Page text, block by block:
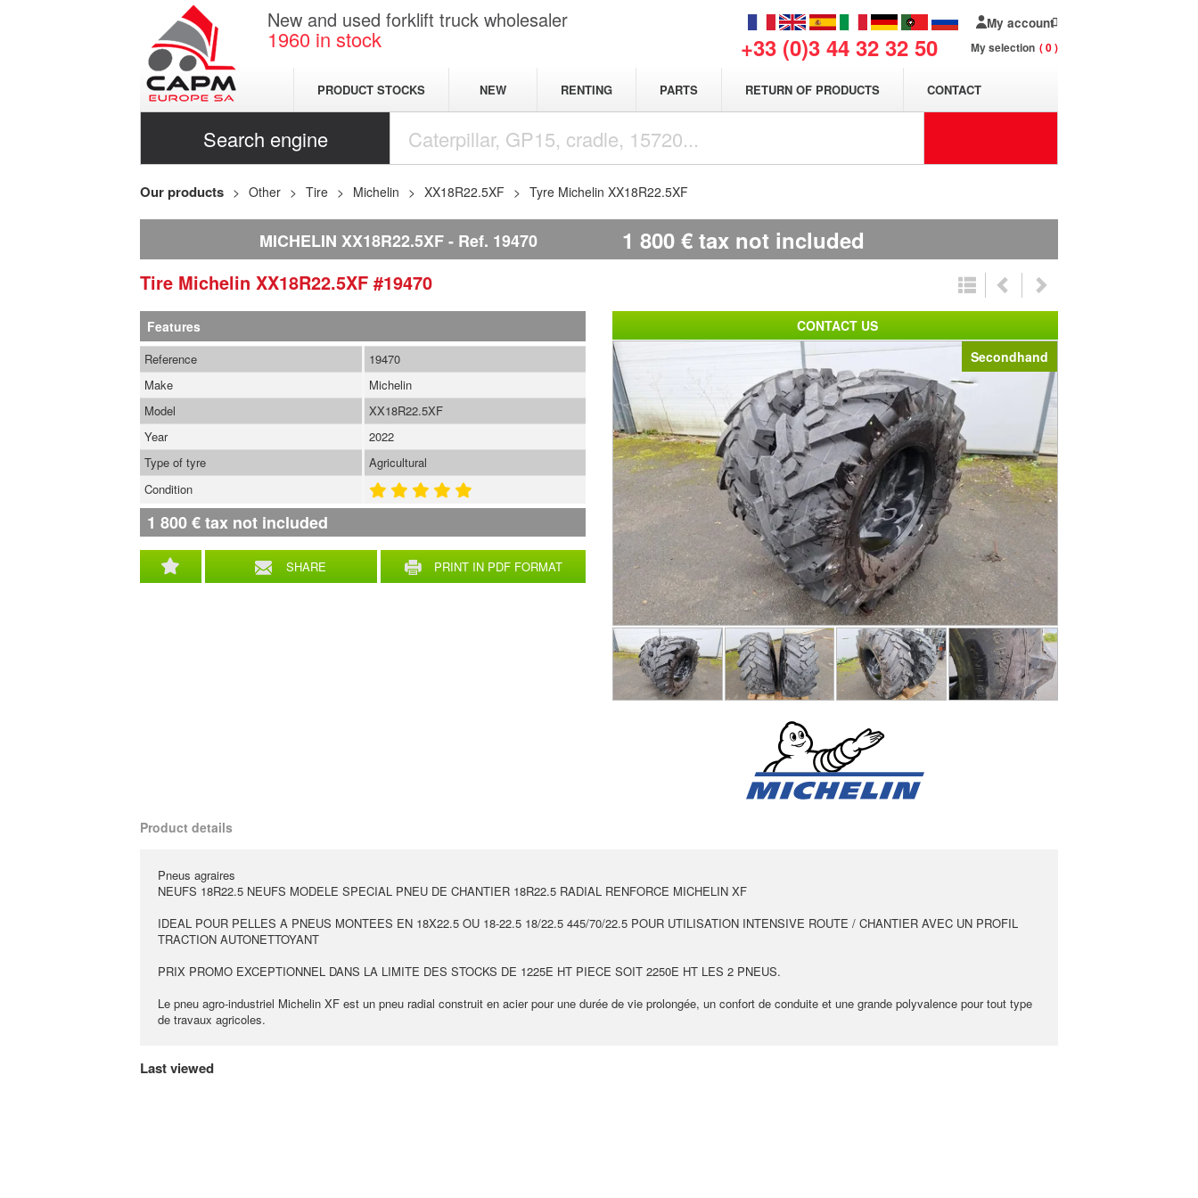
New and used forklift truck wholesaler
1960 in stock +33 (0)3 44 32 32 50
My account
My selection 0
PRODUCT STOCKS NEW RENTING PARTS RETURN OF PRODUCTS CONTACT
Search engine
Our products Other Tire Michelin XX18R22.5XF Tyre Michelin XX18R22.5XF
MICHELIN XX18R22.5XF Ref. 19470 1 800 € tax not included
Tire Michelin XX18R22.5XF #19470
Secondhand
Features
SHARE PRINT IN PDF FORMAT
Reference
19470
Make
Michelin
Model
XX18R22.5XF
Year
2022
Type of tyre
Agricultural
Condition
1 800€tax not included
Product details
Pneus agraires
NEUFS 18R22.5 NEUFS MODELE SPECIAL PNEU DE CHANTIER 18R22.5 RADIAL RENFORCE MICHELIN XF
IDEAL POUR PELLES A PNEUS MONTEES EN 18X22.5 OU 18-22.5 18/22.5 445/70/22.5 POUR UTILISATION INTENSIVE ROUTE / CHANTIER AVEC UN PROFIL
TRACTION AUTONETTOYANT
PRIX PROMO EXCEPTIONNEL DANS LA LIMITE DES STOCKS DE 1225E HT PIECE SOIT 2250E HT LES 2 PNEUS.
Le pneu agro-industriel Michelin XF est un pneu radial construit en acier pour une durée de vie prolongée, un confort de conduite et une grande polyvalence pour tout type
de travaux agricoles.
CONTACT US
Last viewed